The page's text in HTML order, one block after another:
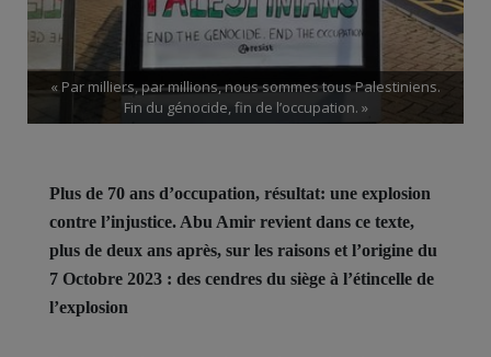
« Par milliers, par millions, nous sommes tous Palestiniens.
Fin du génocide, fin de l’occupation. »
Plus de 70 ans d’occupation, résultat: une explosion
contre l’injustice. Abu Amir revient dans ce texte,
plus de deux ans après, sur les raisons et l’origine du
7 Octobre 2023 : des cendres du siège à l’étincelle de
l’explosion